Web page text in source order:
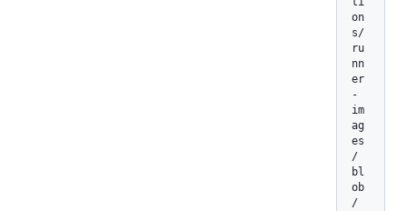
on
s/
ru
nn
er
-
im
ag
es
/
bl
ob
/